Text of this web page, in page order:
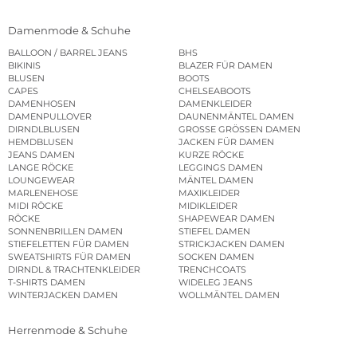
Damenmode & Schuhe
BALLOON / BARREL JEANS
BHS
BIKINIS
BLAZER FÜR DAMEN
BLUSEN
BOOTS
CAPES
CHELSEABOOTS
DAMENHOSEN
DAMENKLEIDER
DAMENPULLOVER
DAUNENMÄNTEL DAMEN
DIRNDLBLUSEN
GROSSE GRÖSSEN DAMEN
HEMDBLUSEN
JACKEN FÜR DAMEN
JEANS DAMEN
KURZE RÖCKE
LANGE RÖCKE
LEGGINGS DAMEN
LOUNGEWEAR
MÄNTEL DAMEN
MARLENEHOSE
MAXIKLEIDER
MIDI RÖCKE
MIDIKLEIDER
RÖCKE
SHAPEWEAR DAMEN
SONNENBRILLEN DAMEN
STIEFEL DAMEN
STIEFELETTEN FÜR DAMEN
STRICKJACKEN DAMEN
SWEATSHIRTS FÜR DAMEN
SOCKEN DAMEN
DIRNDL & TRACHTENKLEIDER
TRENCHCOATS
T-SHIRTS DAMEN
WIDELEG JEANS
WINTERJACKEN DAMEN
WOLLMÄNTEL DAMEN
Herrenmode & Schuhe